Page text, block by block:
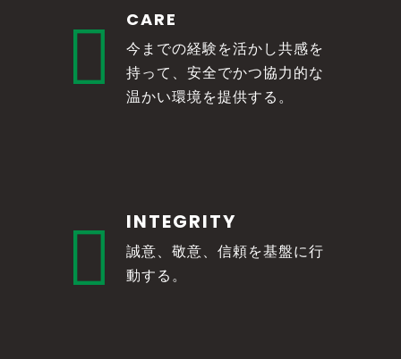
 CARE
今までの経験を活かし共感を
持って、安全でかつ協力的な
温かい環境を提供する。
 INTEGRITY
誠意、敬意、信頼を基盤に行
動する。